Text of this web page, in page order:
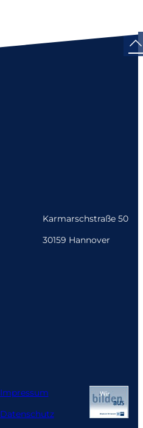
Karmarschstraße 50
30159 Hannover
Impressum
Datenschutz